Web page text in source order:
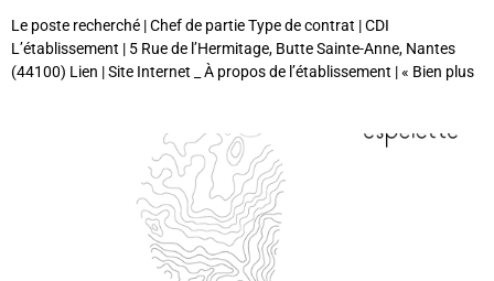
Le poste recherché | Chef de partie Type de contrat | CDI
L’établissement | 5 Rue de l’Hermitage, Butte Sainte-Anne, Nantes
(44100) Lien | Site Internet _ À propos de l’établissement | « Bien plus